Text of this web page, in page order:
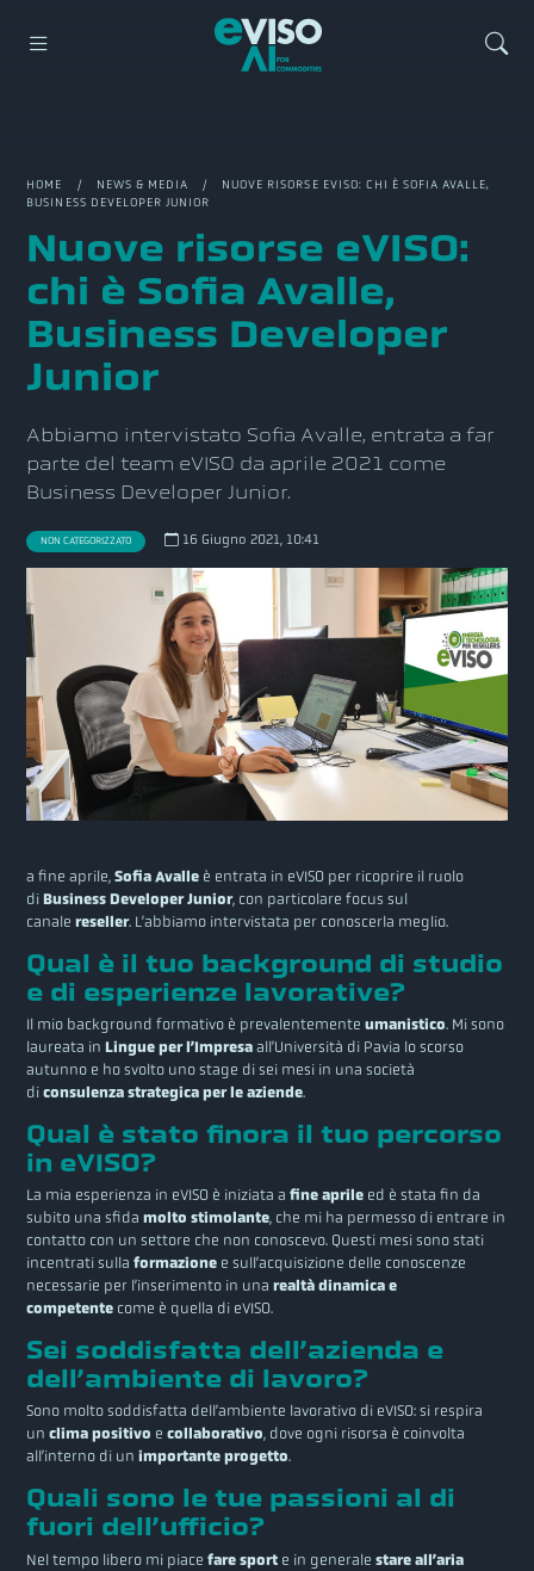
HOME / NEWS & MEDIA / NUOVE RISORSE EVISO: CHI È SOFIA AVALLE,
BUSINESS DEVELOPER JUNIOR
Nuove risorse eVISO:
chi è Sofia Avalle,
Business Developer
Junior
Abbiamo intervistato Sofia Avalle, entrata a far
parte del team eVISO da aprile 2021 come
Business Developer Junior.
NON CATEGORIZZATO 16 Giugno 2021, 10:41
a fine aprile,Sofia Avalle è entrata in eVISO per ricoprire il ruolo
diBusiness Developer Junior, con particolare focus sul
canalereseller. L’abbiamo intervistata per conoscerla meglio.
Qual è il tuo background di studio
e di esperienze lavorative?
Il mio background formativo è prevalentementeumanistico. Mi sono
laureata inLingue per l’Impresaall’Università di Pavia lo scorso
autunno e ho svolto uno stage di sei mesi in una società
diconsulenza strategica per le aziende.
Qual è stato finora il tuo percorso
in eVISO?
La mia esperienza in eVISO è iniziata afine aprile ed è stata fin da
subito una sfidamolto stimolante, che mi ha permesso di entrare in
contatto con un settore che non conoscevo. Questi mesi sono stati
incentrati sullaformazione e sull’acquisizione delle conoscenze
necessarie per l’inserimento in unarealtà dinamica e
competente come è quella di eVISO.
Sei soddisfatta dell’azienda e
dell’ambiente di lavoro?
Sono molto soddisfatta dell’ambiente lavorativo di eVISO: si respira
unclima positivo ecollaborativo, dove ogni risorsa è coinvolta
all’interno di unimportante progetto.
Quali sono le tue passioni al di
fuori dell’ufficio?
Nel tempo libero mi piacefare sport e in generalestare all’aria